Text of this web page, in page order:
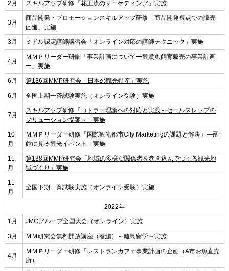
2月 スキルアップ研修「花王流のマーケティング」実施
3月
商品開発・プロモーションスキルアップ研修「商品開発視点での販売
促進」実施
3月 ミドル認定講師講習会「オンライン対応の講師テクニック」実施
4月
ＭＭＰリーダー研修「事業計画についてー観賞魚飼育販売の事業計画
ー」実施
6月 第136回MMP研究会「日本の観光特産」実施
6月 全国上期一斉試験実施（オンライン受験）実施
7月
スキルアップ研修「コトラー理論への対応と実践～セールスレップの
ソリューション提案～」実施
10
月
ＭＭＰリーダー研修「国際観光都市City Marketingの課題と解決」―函
館に見る観光イベント―実施
11
月
第138回MMP研究会「地域の多様な関係者を巻き込んでつくる観光地
域づくり」実施
11
月
全国下期一斉試験実施（オンライン受験）実施
2022年
1月 JMCグループ全国大会（オンライン）実施
3月 ＭＭ研究会無料開放講座（春編）～離島留学～実施
4月
ＭＭＰリーダー研修「レストランカフェ事業計画の企画（A市お魚直売
所）